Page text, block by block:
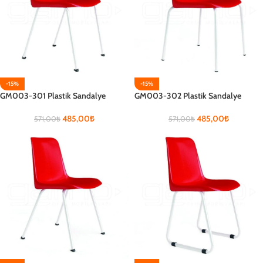
-15%
GM003-301 Plastik Sandalye
571,00₺ 485,00₺
-15%
GM003-302 Plastik Sandalye
571,00₺ 485,00₺